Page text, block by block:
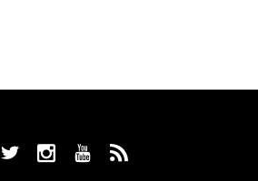
a x r ,